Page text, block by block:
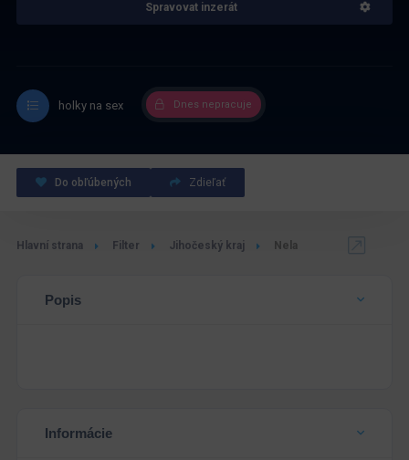
Spravovat inzerát
holky na sex Dnes nepracuje
Do obľúbených Zdieľať
Hlavní strana Filter Jihočeský kraj Nela
Popis
Informácie